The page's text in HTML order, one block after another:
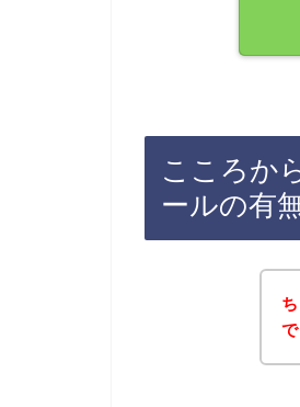
こころか
ールの有